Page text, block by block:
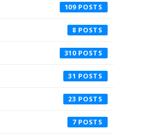
109
8
310
31
23
7